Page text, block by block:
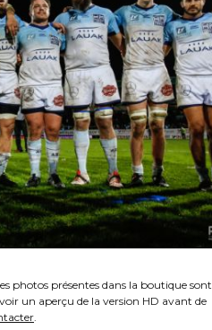
photos présentes dans la boutique sont
un aperçu de la version HD avant de
.